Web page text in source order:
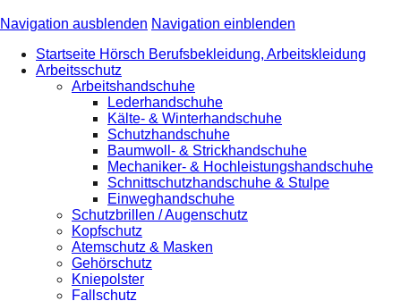
Navigation ausblenden Navigation einblenden
Startseite Hörsch Berufsbekleidung, Arbeitskleidung
Arbeitsschutz
Arbeitshandschuhe
Lederhandschuhe
Kälte- & Winterhandschuhe
Schutzhandschuhe
Baumwoll- & Strickhandschuhe
Mechaniker- & Hochleistungshandschuhe
Schnittschutzhandschuhe & Stulpe
Einweghandschuhe
Schutzbrillen / Augenschutz
Kopfschutz
Atemschutz & Masken
Gehörschutz
Kniepolster
Fallschutz